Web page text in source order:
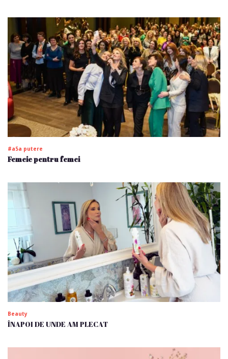
#a5a putere
Femeie pentru femei
Beauty
ÎNAPOI DE UNDE AM PLECAT